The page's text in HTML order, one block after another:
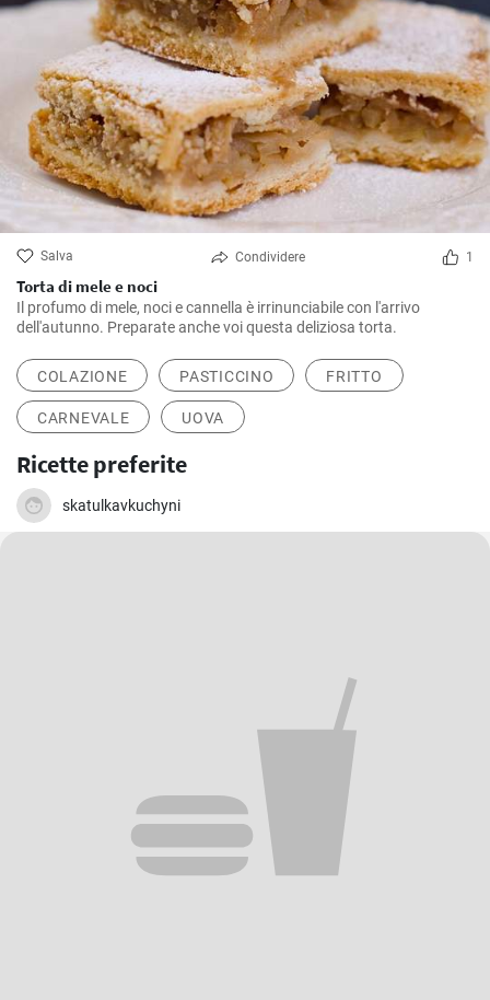
Salva Condividere 1
Torta di mele e noci
Il profumo di mele, noci e cannella è irrinunciabile con l'arrivo
dell'autunno. Preparate anche voi questa deliziosa torta.
COLAZIONE PASTICCINO FRITTO
CARNEVALE UOVA
Ricette preferite
skatulkavkuchyni